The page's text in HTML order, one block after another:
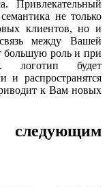
Привлекательный
не только
клиентов, но и
между Вашей
большую роль и при
логотип будет
и распространятся
к Вам новых